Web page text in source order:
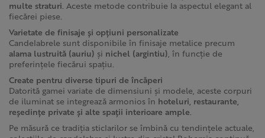
multe straturi . Aceste metode contribuie la aspectul elegant al
fiecărei piese.
Varietate de finisaje și opțiuni personalizate
Candelabrele sunt disponibile în finisaje metalice precum
alama lustruită (auriu) și nichel (argintiu) , în funcție de
preferințele fiecărui spațiu.
Create pentru diverse tipuri de încăperi
Datorită gamei variate de dimensiuni și modele, aceste corpuri
de iluminat se integrează armonios în hoteluri, restaurante,
reședințe private și alte spații interioare ample
Pe măsură ce tradiția sticlarilor se îmbină cu tendințele actuale,